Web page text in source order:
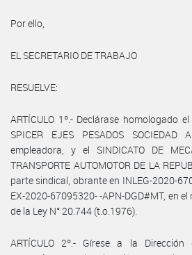
Por ello,
EL SECRETARIO DE TRABAJO
RESUELVE:
ARTÍCULO 1º.- Declárase homologado
SPICER EJES PESADOS
empleadora, y el SINDICATO DE
TRANSPORTE AUTOMOTOR DE LA
parte sindical, obrante en INLEG-2020-
EX-2020-67095320- -APN-DGD#MT, en
de la Ley N° 20.744 (t.o.1976).
ARTÍCULO 2º.- Gírese a la Dirección